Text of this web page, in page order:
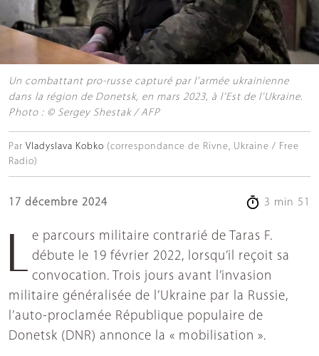
Un combattant pro-russe capturé par l’armée ukrainienne
dans la région de Donetsk, en mars 2023, à l’Est de l’Ukraine.
Photo : © Sergey Shestak / AFP
Par Vladyslava Kobko (correspondance de Rivne, Ukraine / Free
Radio)
17 décembre 2024 3 min 51
débute le 19 février 2022, lorsqu’il reçoit sa
convocation. Trois jours avant l’invasion
militaire généralisée de l’Ukraine par la Russie,
l’auto-proclamée République populaire de
Donetsk (DNR) annonce la « mobilisation ».